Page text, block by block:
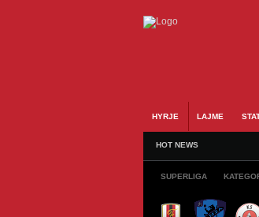
HYRJE LAJME
HOT NEWS
SUPERLIGA